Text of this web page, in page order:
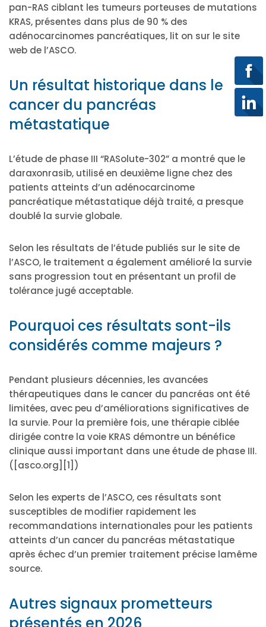
pan-RAS ciblant les tumeurs porteuses de mutations
KRAS, présentes dans plus de 90 % des
adénocarcinomes pancréatiques, lit on sur le site
web de l’ASCO.
Un résultat historique dans le
cancer du pancréas
métastatique
L’étude de phase III “RASolute-302” a montré que le
daraxonrasib, utilisé en deuxième ligne chez des
patients atteints d’un adénocarcinome
pancréatique métastatique déjà traité, a presque
doublé la survie globale.
Selon les résultats de l’étude publiés sur le site de
l’ASCO, le traitement a également amélioré la survie
sans progression tout en présentant un profil de
tolérance jugé acceptable.
Pourquoi ces résultats sont-ils
considérés comme majeurs ?
Pendant plusieurs décennies, les avancées
thérapeutiques dans le cancer du pancréas ont été
limitées, avec peu d’améliorations significatives de
la survie. Pour la première fois, une thérapie ciblée
dirigée contre la voie KRAS démontre un bénéfice
clinique aussi important dans une étude de phase III.
([asco.org][1])
Selon les experts de l’ASCO, ces résultats sont
susceptibles de modifier rapidement les
recommandations internationales pour les patients
atteints d’un cancer du pancréas métastatique
après échec d’un premier traitement précise lamême
source.
Autres signaux prometteurs